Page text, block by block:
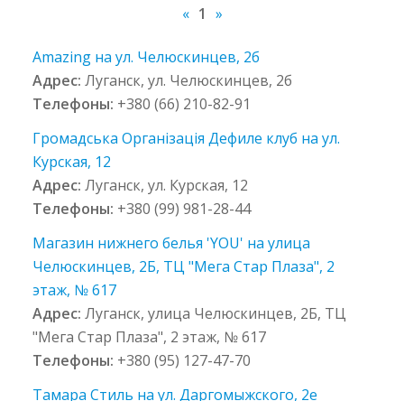
« 1 »
Amazing на ул. Челюскинцев, 2б
Адрес:Луганск, ул. Челюскинцев, 2б
Телефоны: +380 (66) 210-82-91
Громадська Організація Дефиле клуб на ул.
Курская, 12
Адрес:Луганск, ул. Курская, 12
Телефоны: +380 (99) 981-28-44
Магазин нижнего белья 'YOU' на улица
Челюскинцев, 2Б, ТЦ "Мега Стар Плаза", 2
этаж, № 617
Адрес:Луганск, улица Челюскинцев, 2Б, ТЦ
"Мега Стар Плаза", 2 этаж, № 617
Телефоны: +380 (95) 127-47-70
Тамара Стиль на ул. Даргомыжского, 2е